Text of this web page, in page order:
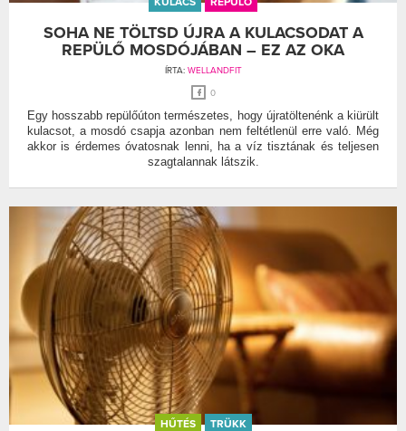
SOHA NE TÖLTSD ÚJRA A KULACSODAT A
REPÜLŐ MOSDÓJÁBAN – EZ AZ OKA
ÍRTA: WELLANDFIT
0
Egy hosszabb repülőúton természetes, hogy újratöltenénk a kiürült
kulacsot, a mosdó csapja azonban nem feltétlenül erre való. Még
akkor is érdemes óvatosnak lenni, ha a víz tisztának és teljesen
szagtalannak látszik.
HŰTÉS TRÜKK